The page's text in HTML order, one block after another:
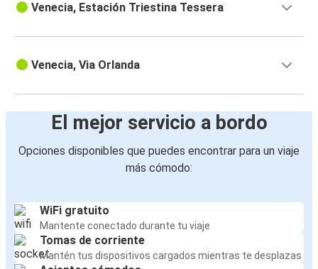
Venecia, Estación Triestina Tessera
Venecia, Via Orlanda
El mejor servicio a bordo
Opciones disponibles que puedes encontrar para un viaje
más cómodo:
WiFi gratuito
Mantente conectado durante tu viaje
Tomas de corriente
Mantén tus dispositivos cargados mientras te desplazas